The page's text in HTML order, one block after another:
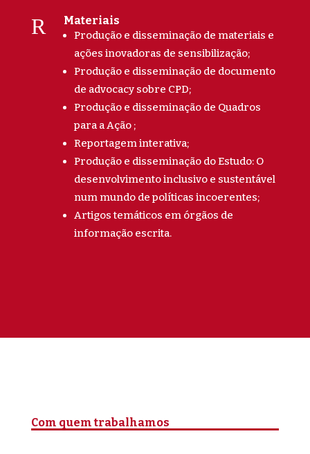
R Materiais
Produção e disseminação de materiais e
ações inovadoras de sensibilização;
Produção e disseminação de documento
de advocacy sobre CPD;
Produção e disseminação de Quadros
para a Ação ;
Reportagem interativa;
Produção e disseminação do Estudo: O
desenvolvimento inclusivo e sustentável
num mundo de políticas incoerentes;
Artigos temáticos em órgãos de
informação escrita.
Com quem trabalhamos